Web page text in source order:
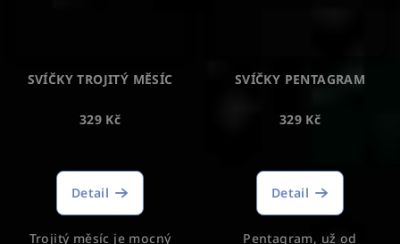
SVÍČKY TROJITÝ MĚSÍC
329 Kč
Detail
Trojitý měsíc je mocný
SVÍČKY PENTAGRAM
329 Kč
Detail
Pentagram, už od